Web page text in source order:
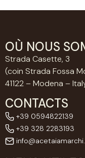
OÙ NOUS
Strada Casette, 3
(coin Strada Fossa
41122 – Modena –
CONTACTS
+39 0594822139
+39 328 2283193